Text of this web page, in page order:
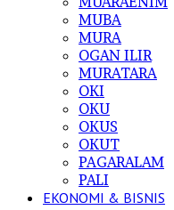
MUBA
MURA
OGAN ILIR
MURATARA
OKI
OKU
OKUS
OKUT
PAGARALAM
PALI
EKONOMI & BISNIS